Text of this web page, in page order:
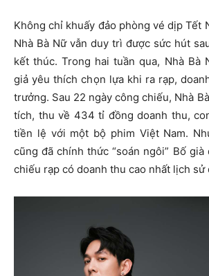
Không chỉ khuấy đảo phòng vé dịp Tết
Nhà Bà Nữ vẫn duy trì được sức hút
kết thúc. Trong hai tuần qua, Nhà Bà
giả yêu thích chọn lựa khi ra rạp,
trưởng. Sau 22 ngày công chiếu, Nhà
tích, thu về 434 tỉ đồng doanh thu,
tiền lệ với một bộ phim Việt Nam.
cũng đã chính thức “soán ngôi” Bố
chiếu rạp có doanh thu cao nhất lịch sử